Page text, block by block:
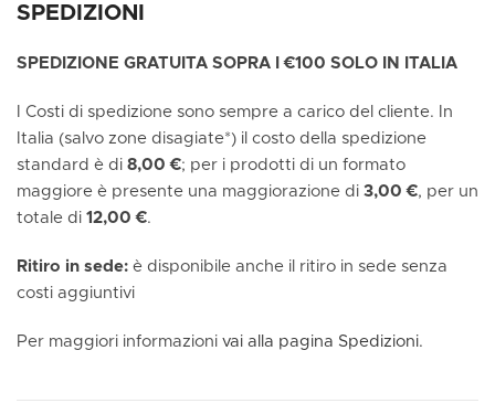
SPEDIZIONI
SPEDIZIONE GRATUITA SOPRA I €100 SOLO IN ITALIA
I Costi di spedizione sono sempre a carico del cliente. In
Italia (salvo zone disagiate*) il costo della spedizione
standard è di 8,00 €; per i prodotti di un formato
maggiore è presente una maggiorazione di 3,00 €, per un
totale di 12,00 €.
Ritiro in sede: è disponibile anche il ritiro in sede senza
costi aggiuntivi
Per maggiori informazioni vai alla pagina Spedizioni.